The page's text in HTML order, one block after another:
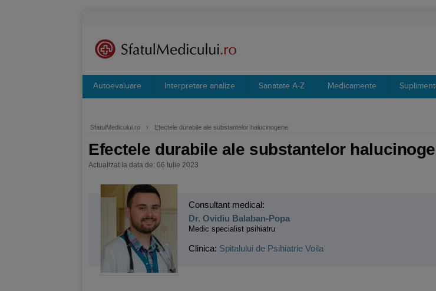
Autoevaluare Interpretare analize Sanatate A-Z Medicamente
SfatulMedicului.ro › Efectele durabile ale substantelor halucinogene
Efectele durabile ale substantelor
Actualizat la data de: 06 Iulie 2023
Consultant medical:
Dr. Ovidiu Balaban-Popa
Medic specialist psihiatru
Clinica: Spitalului de Psihiatrie Voila